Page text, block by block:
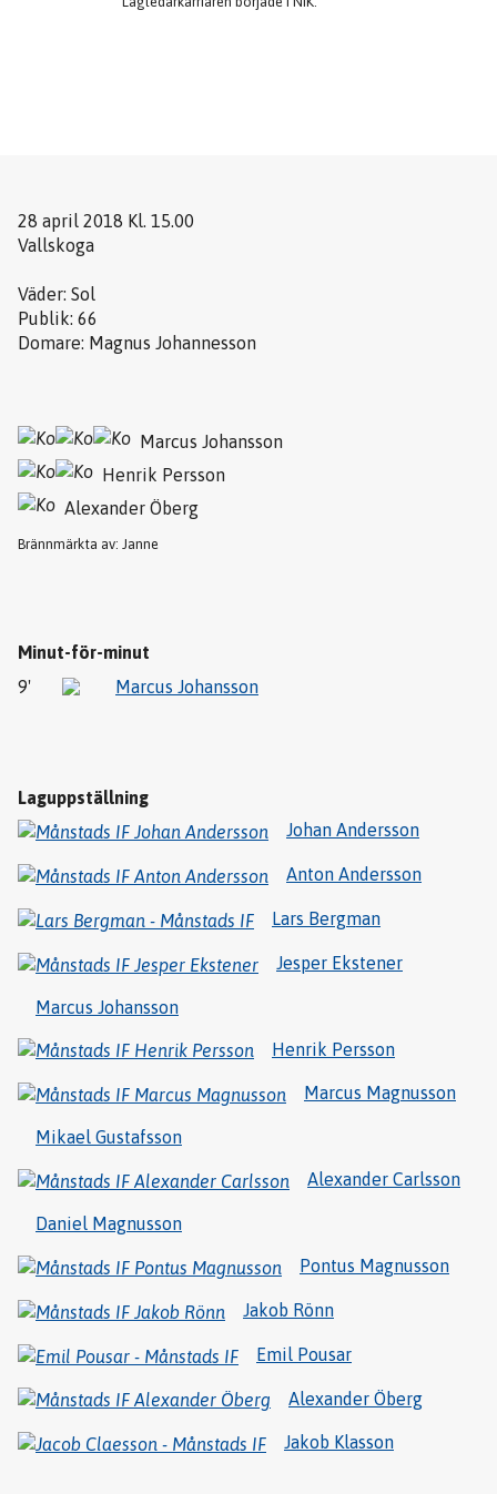
28 april 2018 Kl. 15.00
Vallskoga
Väder: Sol
Publik: 66
Domare: Magnus Johannesson
Marcus Johansson
Henrik Persson
Alexander Öberg
Brännmärkta av: Janne
Minut-för-minut
9'
Marcus Johansson
Laguppställning
Johan Andersson
Anton Andersson
Lars Bergman
Jesper Ekstener
Marcus Johansson
Henrik Persson
Marcus Magnusson
Mikael Gustafsson
Alexander Carlsson
Daniel Magnusson
Pontus Magnusson
Jakob Rönn
Emil Pousar
Alexander Öberg
Jakob Klasson